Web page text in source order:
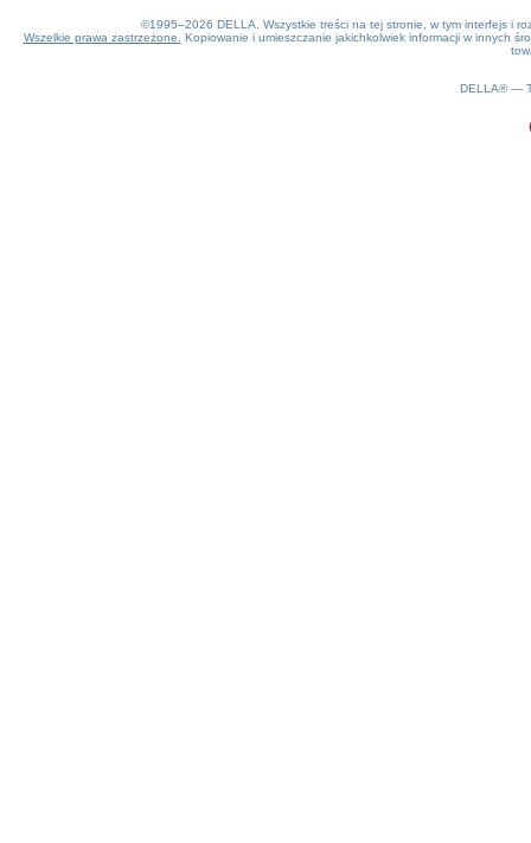
©1995–2026 DELLA. Wszystkie treści na tej stronie, w tym interfejs i
Wszelkie prawa zastrzeżone.
Kopiowanie i umieszczanie jakichkolwiek informacji w innych
DELLA® —